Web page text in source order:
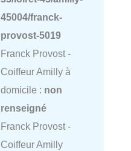
45004/franck-
provost-5019
Franck Provost -
Coiffeur Amilly à
domicile : non
renseigné
Franck Provost -
Coiffeur Amilly